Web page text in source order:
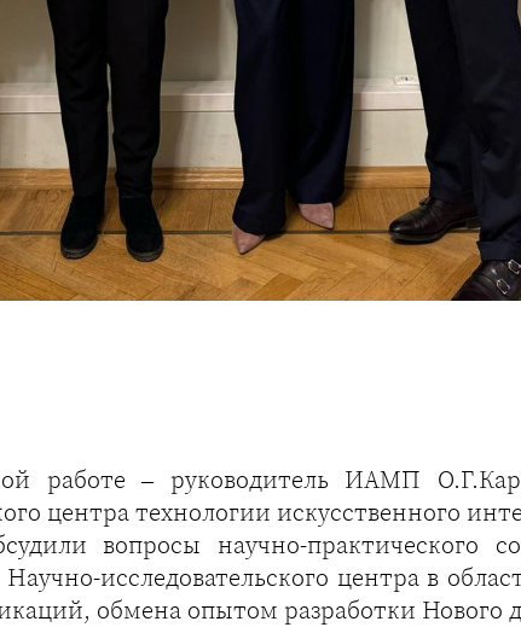
работе – руководитель ИАМП
центра технологии искусственного
вопросы научно-практического
исследовательского центра в
обмена опытом разработки Нового